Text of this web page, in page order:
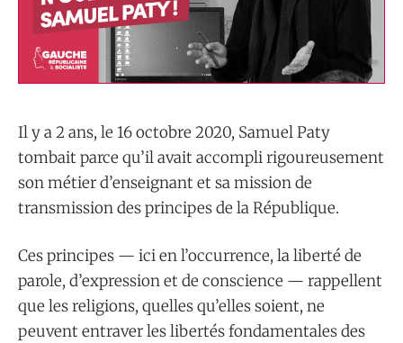
Il y a 2 ans, le 16 octobre 2020, Samuel Paty
tombait parce qu’il avait accompli rigoureusement
son métier d’enseignant et sa mission de
transmission des principes de la République.
Ces principes — ici en l’occurrence, la liberté de
parole, d’expression et de conscience — rappellent
que les religions, quelles qu’elles soient, ne
peuvent entraver les libertés fondamentales des